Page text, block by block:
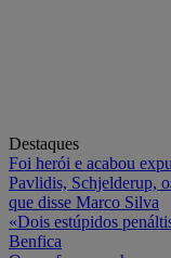
Destaques
Foi herói e acabou
Pavlidis, Schjelderup,
que disse Marco Silva
«Dois estúpidos
Benfica